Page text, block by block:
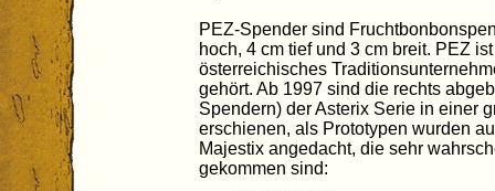
PEZ-Spender sind
hoch, 4 cm tief und 3 cm breit. PEZ
österreichisches
gehört. Ab 1997 sind die rechts
Spendern) der Asterix Serie in einer
erschienen, als Prototypen wurden
Majestix angedacht, die sehr
gekommen sind: